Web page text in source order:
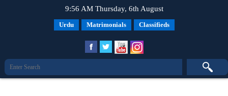
9:56 AM Thursday, 6th August
Urdu Matrimonials Classifieds